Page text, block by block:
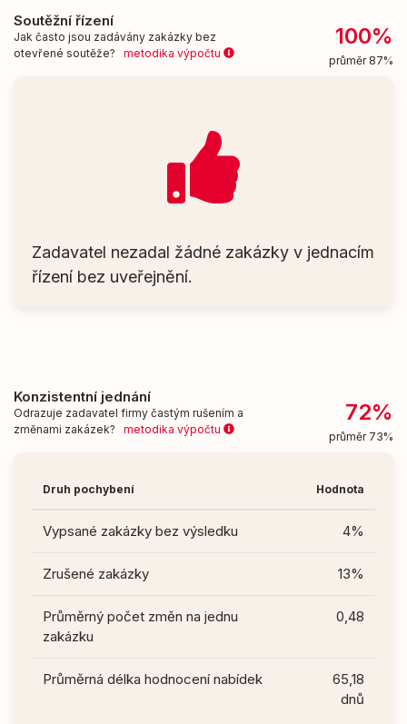
Soutěžní řízení
Jak často jsou zadávány zakázky bez
otevřené soutěže? metodika výpočtu
100%
průměr 87%
Zadavatel nezadal žádné zakázky v jednacím
řízení bez uveřejnění.
Konzistentní jednání
Odrazuje zadavatel firmy častým rušením a
změnami zakázek? metodika výpočtu
72%
průměr 73%
Druh pochybení Hodnota
Vypsané zakázky bez výsledku 4%
Zrušené zakázky 13%
Průměrný počet změn na jednu
zakázku
0,48
Průměrná délka hodnocení nabídek
65,18
dnů